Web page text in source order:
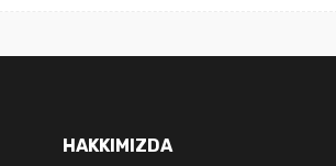
HAKKIMIZDA